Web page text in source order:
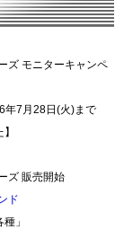
ズ モニターキャンペ
年7月28日(火)まで
ズ 販売開始
ド
」